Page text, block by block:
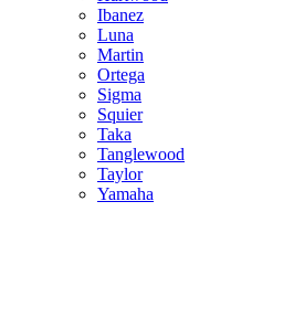
Ibanez
Luna
Martin
Ortega
Sigma
Squier
Taka
Tanglewood
Taylor
Yamaha